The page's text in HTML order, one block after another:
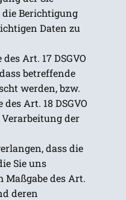
Berichtigung
Daten zu
Art. 17 DSGVO
betreffende
werden, bzw.
Art. 18 DSGVO
der
dass die
Sie uns
Maßgabe des Art.
deren